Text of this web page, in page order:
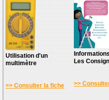
Utilisation d'un
multimètre
>> Consulter la fiche
Les
>>